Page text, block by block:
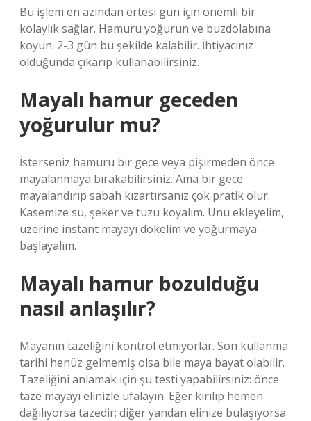
Bu işlem en azından ertesi gün için önemli bir
kolaylık sağlar. Hamuru yoğurun ve buzdolabına
koyun. 2-3 gün bu şekilde kalabilir. İhtiyacınız
olduğunda çıkarıp kullanabilirsiniz.
Mayalı hamur geceden
yoğurulur mu?
İsterseniz hamuru bir gece veya pişirmeden önce
mayalanmaya bırakabilirsiniz. Ama bir gece
mayalandırıp sabah kızartırsanız çok pratik olur.
Kasemize su, şeker ve tuzu koyalım. Unu ekleyelim,
üzerine instant mayayı dökelim ve yoğurmaya
başlayalım.
Mayalı hamur bozulduğu
nasıl anlaşılır?
Mayanın tazeliğini kontrol etmiyorlar. Son kullanma
tarihi henüz gelmemiş olsa bile maya bayat olabilir.
Tazeliğini anlamak için şu testi yapabilirsiniz: önce
taze mayayı elinizle ufalayın. Eğer kırılıp hemen
dağılıyorsa tazedir; diğer yandan elinize bulaşıyorsa